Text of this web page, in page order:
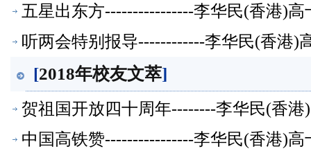
五星出东方----------------李华民(香港)
听两会特别报导------------李华民(香港)
[2018年校友文萃]
贺祖国开放四十周年--------李华民(香
中国高铁赞----------------李华民(香港)高